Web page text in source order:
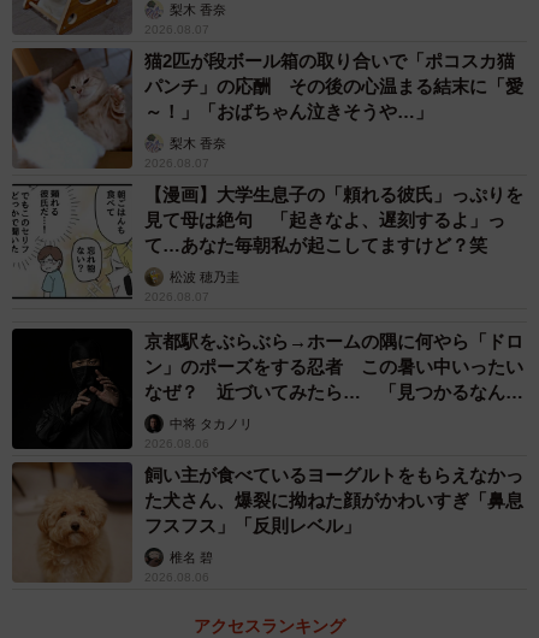
た瞬間に赤黒い体液がドバっと出てきました…。ちょっと
した衝撃映像のようでビビッてしまいました…（泣）」と
しつつ、「味は上品で臭みは一切なく、貝のような甘みが
かみしめるごとに口に広がります」とか。
今や子どもや若者を中心に、切身や寿司ネタでしか魚を
知らない人もいるといい、職員は「これを機に、本来の姿
に興味を持っていただけたら」と熱く語る。
梨木 香奈
2026.08.07
猫2匹が段ボール箱の取り合いで「ポコスカ猫
パンチ」の応酬 その後の心温まる結末に「愛
～！」「おばちゃん泣きそうや…」
梨木 香奈
2026.08.07
【漫画】大学生息子の「頼れる彼氏」っぷりを
見て母は絶句 「起きなよ、遅刻するよ」っ
て…あなた毎朝私が起こしてますけど？笑
松波 穂乃圭
2026.08.07
京都駅をぶらぶら→ホームの隅に何やら「ドロ
ン」のポーズをする忍者 この暑い中いったい
なぜ？ 近づいてみたら… 「見つかるなんて
未熟」中将 タカノリ
2026.08.06
飼い主が食べているヨーグルトをもらえなかっ
た犬さん、爆裂に拗ねた顔がかわいすぎ「鼻息
フスフス」「反則レベル」
椎名 碧
2026.08.06
アクセスランキング